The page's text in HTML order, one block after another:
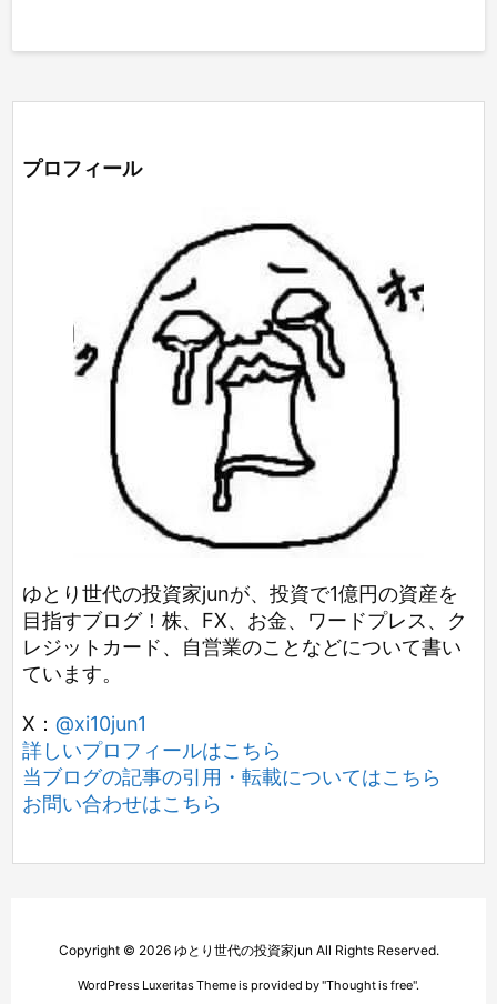
プロフィール
ゆとり世代の投資家junが、投資で1億円の資産を
目指すブログ！株、FX、お金、ワードプレス、ク
レジットカード、自営業のことなどについて書い
ています。
X： @xi10jun1
詳しいプロフィールはこちら
当ブログの記事の引用・転載についてはこちら
お問い合わせはこちら
Copyright © 2026 ゆとり世代の投資家jun All Rights Reserved.
WordPress Luxeritas Theme is provided by "Thought is free".